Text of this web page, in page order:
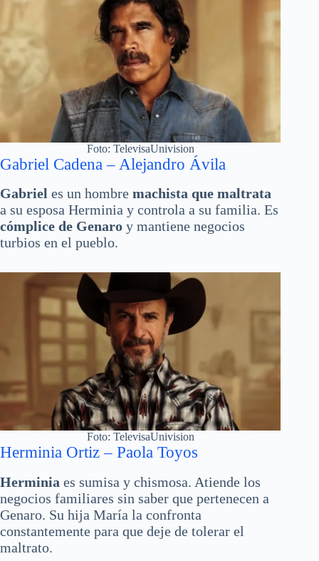
Foto: TelevisaUnivision
Gabriel Cadena – Alejandro Ávila
Gabriel es un hombre machista que maltrata
a su esposa Herminia y controla a su familia. Es
cómplice de Genaro y mantiene negocios
turbios en el pueblo.
Foto: TelevisaUnivision
Herminia Ortiz – Paola Toyos
Herminia es sumisa y chismosa. Atiende los
negocios familiares sin saber que pertenecen a
Genaro. Su hija María la confronta
constantemente para que deje de tolerar el
maltrato.